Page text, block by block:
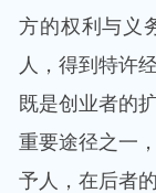
方的权利与义
人，得到特许
既是创业者的
重要途径之一
予人，在后者